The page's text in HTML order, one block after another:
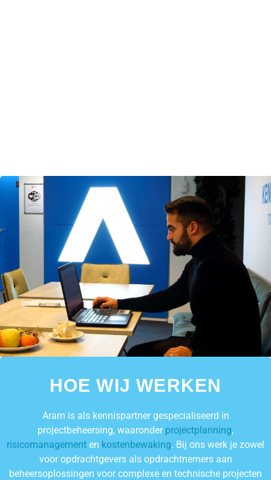
HOE WIJ WERKEN
Aram is als kennispartner gespecialiseerd in
projectbeheersing, waaronder projectplanning,
risicomanagement en kostenbewaking. Bij ons werk je zowel
voor opdrachtgevers als opdrachtnemers aan
beheersoplossingen voor complexe en technische projecten